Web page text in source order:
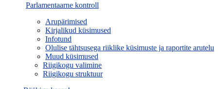
Parlamentaarne kontroll
Arupärimised
Kirjalikud küsimused
Infotund
Olulise tähtsusega riiklike küsimuste ja raportite arutelu
Muud küsimused
Riigikogu valimine
Riigikogu struktuur